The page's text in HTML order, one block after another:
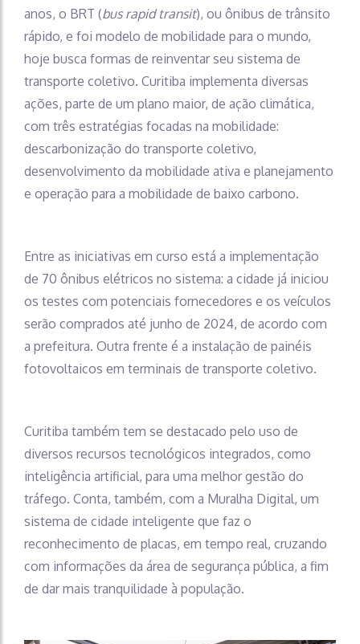
anos, o BRT (bus rapid transit), ou ônibus de trânsito
rápido, e foi modelo de mobilidade para o mundo,
hoje busca formas de reinventar seu sistema de
transporte coletivo. Curitiba implementa diversas
ações, parte de um plano maior, de ação climática,
com três estratégias focadas na mobilidade:
descarbonização do transporte coletivo,
desenvolvimento da mobilidade ativa e planejamento
e operação para a mobilidade de baixo carbono.
Entre as iniciativas em curso está a implementação
de 70 ônibus elétricos no sistema: a cidade já iniciou
os testes com potenciais fornecedores e os veículos
serão comprados até junho de 2024, de acordo com
a prefeitura. Outra frente é a instalação de painéis
fotovoltaicos em terminais de transporte coletivo.
Curitiba também tem se destacado pelo uso de
diversos recursos tecnológicos integrados, como
inteligência artificial, para uma melhor gestão do
tráfego. Conta, também, com a Muralha Digital, um
sistema de cidade inteligente que faz o
reconhecimento de placas, em tempo real, cruzando
com informações da área de segurança pública, a fim
de dar mais tranquilidade à população.